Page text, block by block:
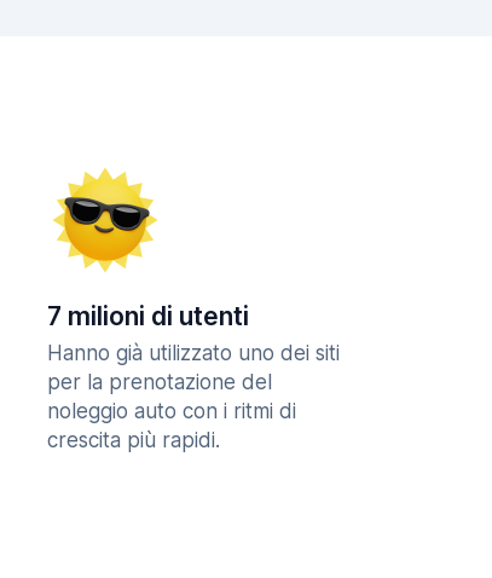
7 milioni di utenti
Hanno già utilizzato uno dei siti
per la prenotazione del
noleggio auto con i ritmi di
crescita più rapidi.